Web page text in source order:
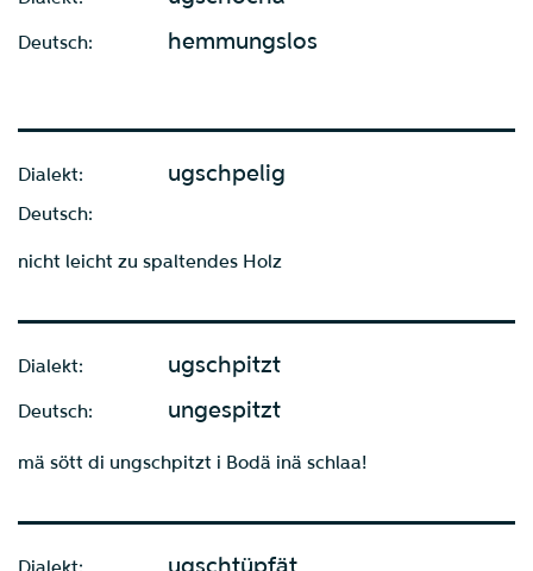
Deutsch: hemmungslos
Dialekt: ugschpelig
Deutsch:
nicht leicht zu spaltendes Holz
Dialekt: ugschpitzt
Deutsch: ungespitzt
mä sött di ungschpitzt i Bodä inä schlaa!
Dialekt: ugschtüpfät